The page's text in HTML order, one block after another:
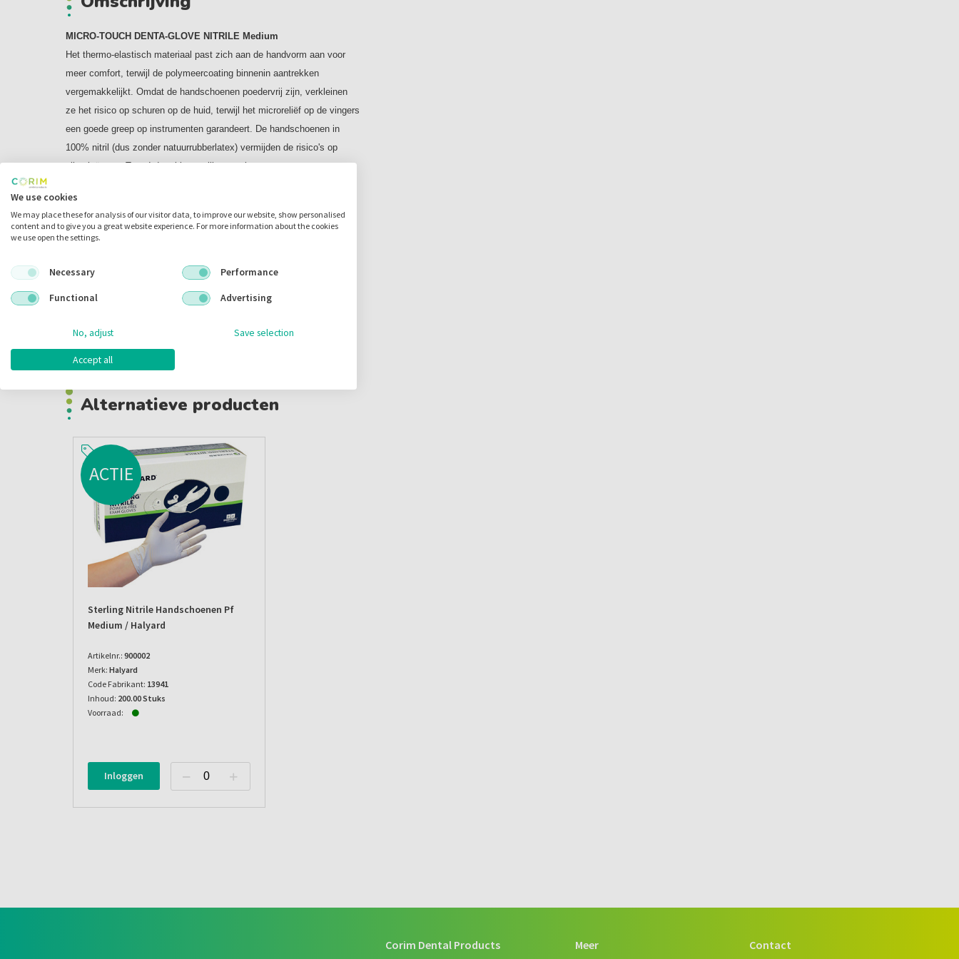
MICRO-TOUCH DENTA-GLOVE NITRILE Medium
Het thermo-elastisch materiaal past zich aan de handvorm aan voor
meer comfort, terwijl de polymeercoating binnenin aantrekken
vergemakkelijkt. Omdat de handschoenen poedervrij zijn, verkleinen
ze het risico op schuren op de huid, terwijl het microreliëf op de vingers
een goede greep op instrumenten garandeert. De handschoenen in
100% nitril (dus zonder natuurrubberlatex) vermijden de risico's op
allergieën van Type I door blootstellingaan latex.
Materiaal: 100% nitrilrubber, GEEN natuurrubberlatex
Kleur: Wit
Manchetstijl: Gerolde boord
Buitenoppervlak: Reliëf op de vingertoppen
Inhoud:
200 stuks
Alternatieve producten
ACTIE
Sterling Nitrile Handschoenen Pf
Medium / Halyard
Artikelnr.: 900002
Merk: Halyard
Code Fabrikant: 13941
Inhoud: 200.00 Stuks
Voorraad:
Inloggen
Corim Dental Products Meer Contact
We use cookies
We may place these for analysis of our visitor data, to improve our website, show personalised
content and to give you a great website experience. For more information about the cookies
we use open the settings.
Necessary
Performance
Functional
Advertising
No, adjust Save selection
Accept all